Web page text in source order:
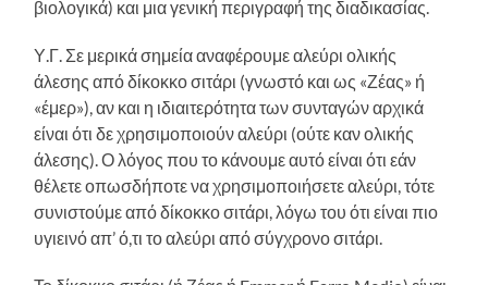
βιολογικά) και μια γενική περιγραφή της διαδικασίας.
Υ.Γ. Σε μερικά σημεία αναφέρουμε αλεύρι ολικής
άλεσης από δίκοκκο σιτάρι (γνωστό και ως «Ζέας» ή
«έμερ»), αν και η ιδιαιτερότητα των συνταγών αρχικά
είναι ότι δε χρησιμοποιούν αλεύρι (ούτε καν ολικής
άλεσης). Ο λόγος που το κάνουμε αυτό είναι ότι εάν
θέλετε οπωσδήποτε να χρησιμοποιήσετε αλεύρι, τότε
συνιστούμε από δίκοκκο σιτάρι, λόγω του ότι είναι πιο
υγιεινό απ’ ό,τι το αλεύρι από σύγχρονο σιτάρι.